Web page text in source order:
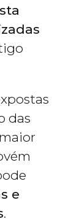
das
e
.